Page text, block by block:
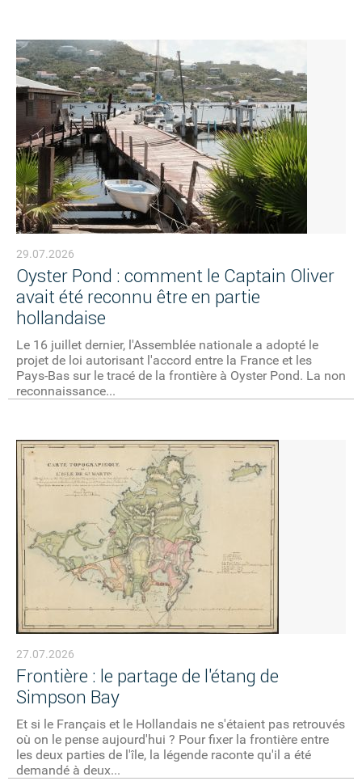
29.07.2026
Oyster Pond : comment le Captain Oliver
avait été reconnu être en partie
hollandaise
Le 16 juillet dernier, l'Assemblée nationale a adopté le
projet de loi autorisant l'accord entre la France et les
Pays-Bas sur le tracé de la frontière à Oyster Pond. La non
reconnaissance...
27.07.2026
Frontière : le partage de l'étang de
Simpson Bay
Et si le Français et le Hollandais ne s'étaient pas retrouvés
où on le pense aujourd'hui ? Pour fixer la frontière entre
les deux parties de l'île, la légende raconte qu'il a été
demandé à deux...